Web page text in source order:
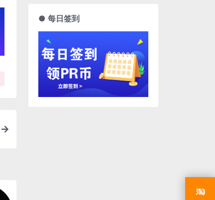
● 每日签到